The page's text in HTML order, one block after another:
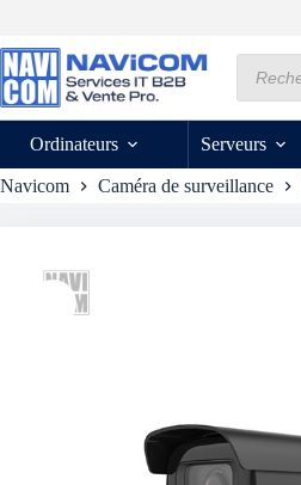
contenu
produits
Ordinateurs
Serveurs
Navicom Caméra de surveillance